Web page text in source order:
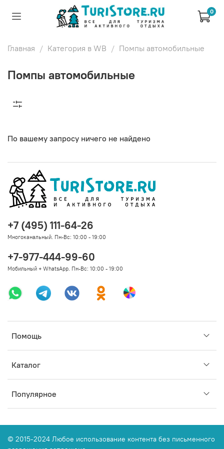
0
Главная Категория в WB Помпы автомобильные
Помпы автомобильные
По вашему запросу ничего не найдено
Помощь
Каталог
Популярное
+7 (495) 111-64-26
Многоканальный. Пн-Вс: 10:00 - 19:00
+7-977-444-99-60
Мобильный + WhatsApp. Пн-Вс: 10:00 - 19:00
© 2015-2024 Любое использование контента без письменного